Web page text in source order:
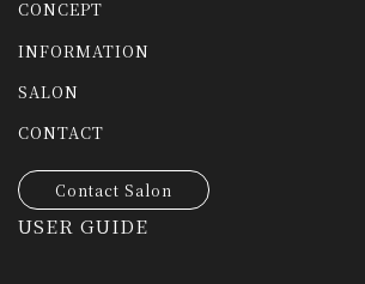
CONCEPT
INFORMATION
SALON
CONTACT
Contact Salon
USER GUIDE